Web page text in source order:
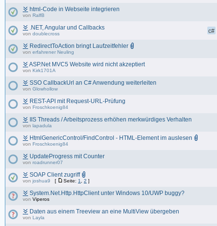
html-Code in Webseite integrieren
von RalfB
c#
.NET, Angular und Callbacks
von doublecross
RedirectToAction bringt Laufzeitfehler
von erfahrener Neuling
ASP.Net MVC5 Website wird nicht akzeptiert
von Kirk1701A
SSO CallbackUrl an C# Anwendung weiterleiten
von Glowhollow
REST-API mit Request-URL-Prüfung
von Froschkoenig84
IIS Threads / Arbeitsprozess erhöhen merkwürdiges Verhalten
von lapadula
HtmlGenericControl/FindControl - HTML-Element im auslesen
von Froschkoenig84
UpdateProgress mit Counter
von roadrunner07
SOAP Client zugriff
von joshua9 [ Seite: 1 2 ]
System.Net.Http.HttpClient unter Windows 10/UWP buggy?
von Viperos
Daten aus einem Treeview an eine MultiView übergeben
von Layla